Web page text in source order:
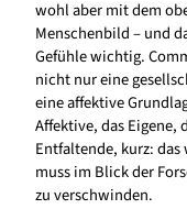
wohl aber mit dem
Menschenbild – und
Gefühle wichtig.
nicht nur eine
eine affektive
Affektive, das Eigene,
Entfaltende, kurz:
muss im Blick der
zu verschwinden.